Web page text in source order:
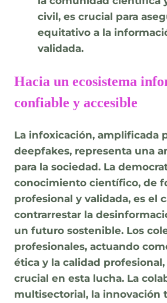
civil, es crucial para
equitativo a la
validada.
Hacia un ecosistema
confiable y accesible
La infoxicación, amplificada
deepfakes, representa una
para la sociedad. La
conocimiento científico, de
profesional y validada, es el
contrarrestar la
un futuro sostenible. Los
profesionales, actuando
ética y la calidad
crucial en esta lucha. La
multisectorial, la innovación